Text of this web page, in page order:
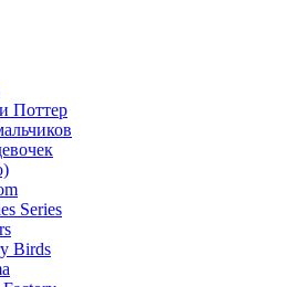
Поттер
Series
Birds